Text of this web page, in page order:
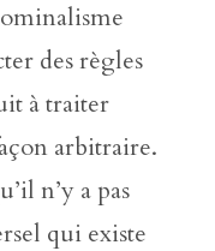
des règles
à traiter
arbitraire.
n’y a pas
qui existe